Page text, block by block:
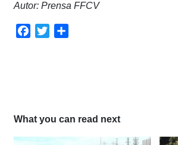
Autor: Prensa FFCV
Facebook
Twitter
What you can read next